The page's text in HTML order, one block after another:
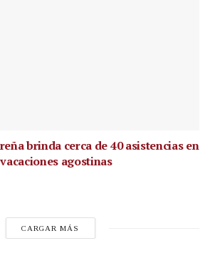
brinda cerca de 40 asistencias en
agostinas
CARGAR MÁS